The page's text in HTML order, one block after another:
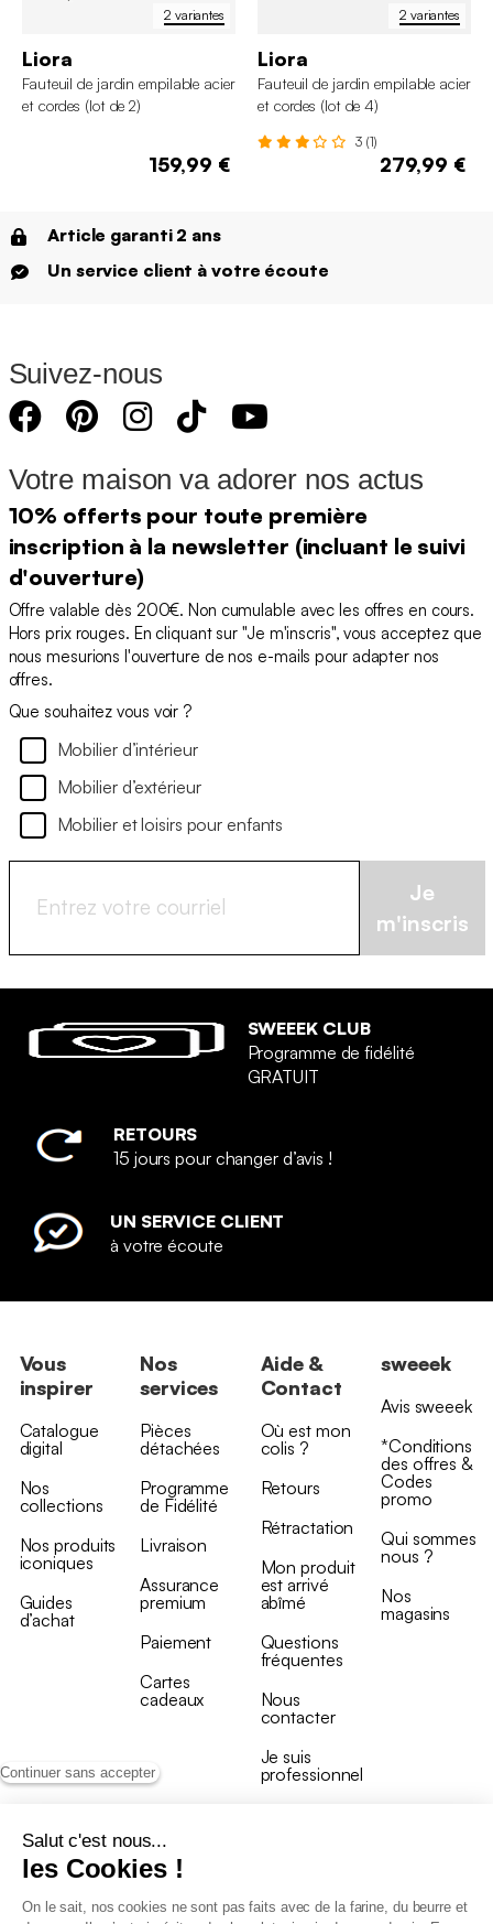
Continuer sans accepter
Salut c'est nous...
les Cookies !
On le sait, nos cookies ne sont pas faits avec de la farine, du beurre et
2 variantes
Liora
Fauteuil de jardin empilable acier
et cordes (lot de 2)
159,99 €
2 variantes
Liora
Fauteuil de jardin empilable acier
et cordes (lot de 4)
3 (1)
279,99 €
Article garanti 2 ans
Un service client à votre écoute
Suivez-nous
Votre maison va adorer nos actus
10% offerts pour toute première
inscription à la newsletter (incluant le suivi
d'ouverture)
Offre valable dès 200€. Non cumulable avec les offres en cours.
Hors prix rouges. En cliquant sur "Je m'inscris", vous acceptez que
nous mesurions l'ouverture de nos e-mails pour adapter nos
offres.
Que souhaitez vous voir ?
Mobilier d’intérieur
Mobilier d’extérieur
Mobilier et loisirs pour enfants
Je
m'inscris
SWEEEK CLUB
Programme de fidélité
GRATUIT
RETOURS
15 jours pour changer d’avis !
UN SERVICE CLIENT
à votre écoute
Vous
inspirer
Catalogue
digital
Nos
collections
Nos produits
iconiques
Guides
d’achat
Nos
services
Pièces
détachées
Programme
de Fidélité
Livraison
Assurance
premium
Paiement
Cartes
cadeaux
Aide &
Contact
Où est mon
colis ?
Retours
Rétractation
Mon produit
est arrivé
abîmé
Questions
fréquentes
Nous
contacter
Je suis
professionnel
sweeek
Avis sweeek
*Conditions
des offres &
Codes
promo
Qui sommes
nous ?
Nos
magasins
Conditions générales de vente